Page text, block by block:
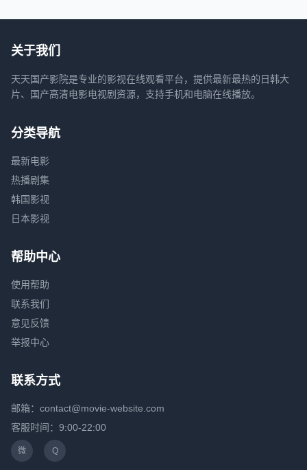
关于我们
天天国产影院是专业的影视在线观看平台，提供最新最热的日韩大
片、国产高清电影电视剧资源，支持手机和电脑在线播放。
分类导航
最新电影
热播剧集
韩国影视
日本影视
帮助中心
使用帮助
联系我们
意见反馈
举报中心
联系方式
邮箱：contact@movie-website.com
客服时间：9:00-22:00
微 Q